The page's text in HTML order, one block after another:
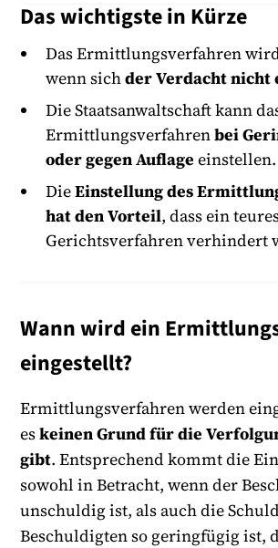
Heading 2
Das wichtigste in Kürze
Das Ermittlungsverfahren
wenn sichder Verdacht
Die Staatsanwaltschaft kann
Ermittlungsverfahrenbei
oder gegen Auflage einstellen.
DieEinstellung des
hat den Vorteil, dass ein
Gerichtsverfahren verhindert
Wann wird ein
eingestellt?
Ermittlungsverfahren werden
eskeinen Grund für die
gibt. Entsprechend kommt die
sowohl in Betracht, wenn der
unschuldig ist, als auch die
Beschuldigten so geringfügig ist,